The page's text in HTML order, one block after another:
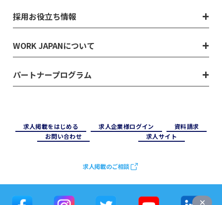
採用お役立ち情報
WORK JAPANについて
パートナープログラム
求⼈掲載をはじめる 求⼈企業様ログイン
資料請求
お問い合わせ
求⼈サイト
求人掲載のご相談